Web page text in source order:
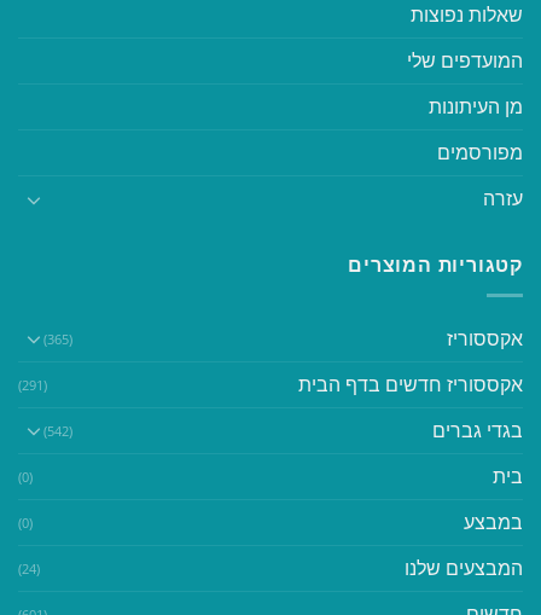
שאלות נפוצות
המועדפים שלי
מן העיתונות
מפורסמים
עזרה
קטגוריות המוצרים
אקססוריז (365)
אקססוריז חדשים בדף הבית (291)
בגדי גברים (542)
בית (0)
במבצע (0)
המבצעים שלנו (24)